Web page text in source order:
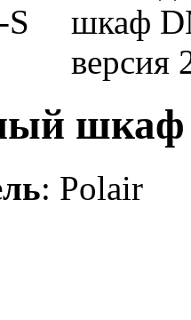
шкаф
: Polair